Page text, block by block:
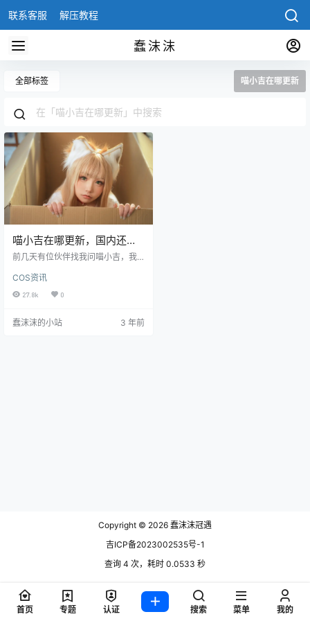
联系客服 解压教程
蠢沫沫
全部标签 喵小吉在哪更新
喵小吉在哪更新，国内还有
哪些跟喵小吉一样的
前几天有位伙伴找我问喵小吉，我
刚才了解到，有一个这么有看点的c
oser，怪不得大家对她不太熟悉，
吉可以直接网页最底部直达 传送
COS资讯
27.8k 0
蠢沫沫的小站 3 年前
Copyright © 2026 蠢沫沫冠遇
吉ICP备2023002535号-1
查询 4 次，耗时 0.0533 秒
首页 专题 认证 搜索 菜单 我的